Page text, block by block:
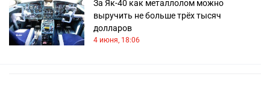
За Як-40 как металлолом можно
выручить не больше трёх тысяч
долларов
4 июня, 18:06